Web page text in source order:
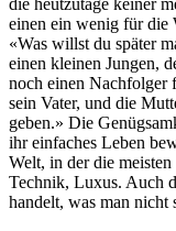
die heutzutage keiner
einen ein wenig für die
«Was willst du später
einen kleinen Jungen,
noch einen Nachfolger
sein Vater, und die
geben.» Die
ihr einfaches Leben
Welt, in der die
Technik, Luxus. Auch
handelt, was man nicht